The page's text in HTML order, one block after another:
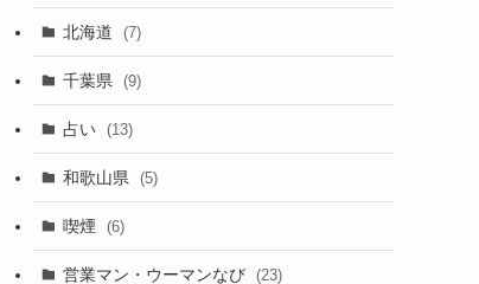
北海道 (7)
千葉県 (9)
占い (13)
和歌山県 (5)
喫煙 (6)
営業マン・ウーマンなび (23)